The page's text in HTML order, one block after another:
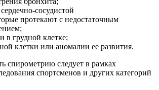
сосудистой
протекают с недостаточным
в грудной клетке;
клетки или аномалии ее развития.
спирометрию следует в рамках
спортсменов и других категорий